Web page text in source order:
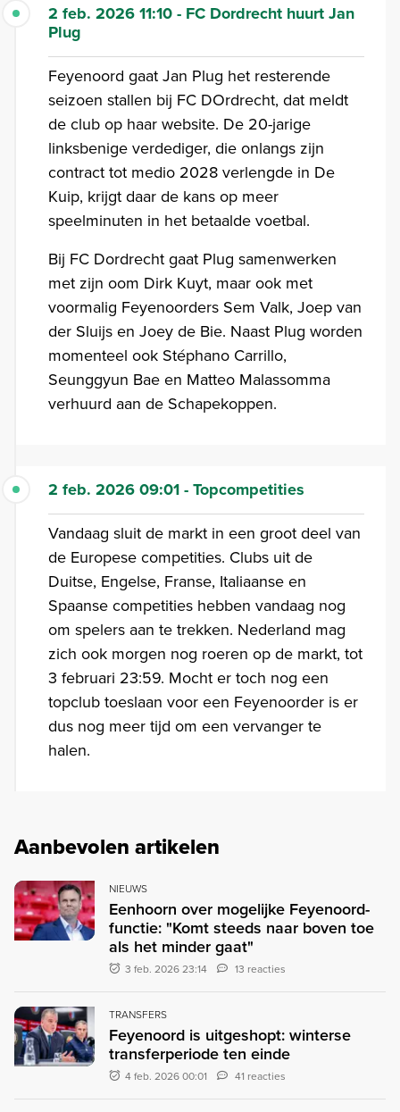
2 feb. 2026 11:10 - FC Dordrecht huurt Jan
Plug
Feyenoord gaat Jan Plug het resterende
seizoen stallen bij FC DOrdrecht, dat meldt
de club op haar website. De 20-jarige
linksbenige verdediger, die onlangs zijn
contract tot medio 2028 verlengde in De
Kuip, krijgt daar de kans op meer
speelminuten in het betaalde voetbal.
Bij FC Dordrecht gaat Plug samenwerken
met zijn oom Dirk Kuyt, maar ook met
voormalig Feyenoorders Sem Valk, Joep van
der Sluijs en Joey de Bie. Naast Plug worden
momenteel ook Stéphano Carrillo,
Seunggyun Bae en Matteo Malassomma
verhuurd aan de Schapekoppen.
2 feb. 2026 09:01 - Topcompetities
Vandaag sluit de markt in een groot deel van
de Europese competities. Clubs uit de
Duitse, Engelse, Franse, Italiaanse en
Spaanse competities hebben vandaag nog
om spelers aan te trekken. Nederland mag
zich ook morgen nog roeren op de markt, tot
3 februari 23:59. Mocht er toch nog een
topclub toeslaan voor een Feyenoorder is er
dus nog meer tijd om een vervanger te
halen.
Aanbevolen artikelen
NIEUWS
Eenhoorn over mogelijke Feyenoord-
functie: "Komt steeds naar boven toe
als het minder gaat"
3 feb. 2026 23:14 13 reacties
TRANSFERS
Feyenoord is uitgeshopt: winterse
transferperiode ten einde
4 feb. 2026 00:01 41 reacties